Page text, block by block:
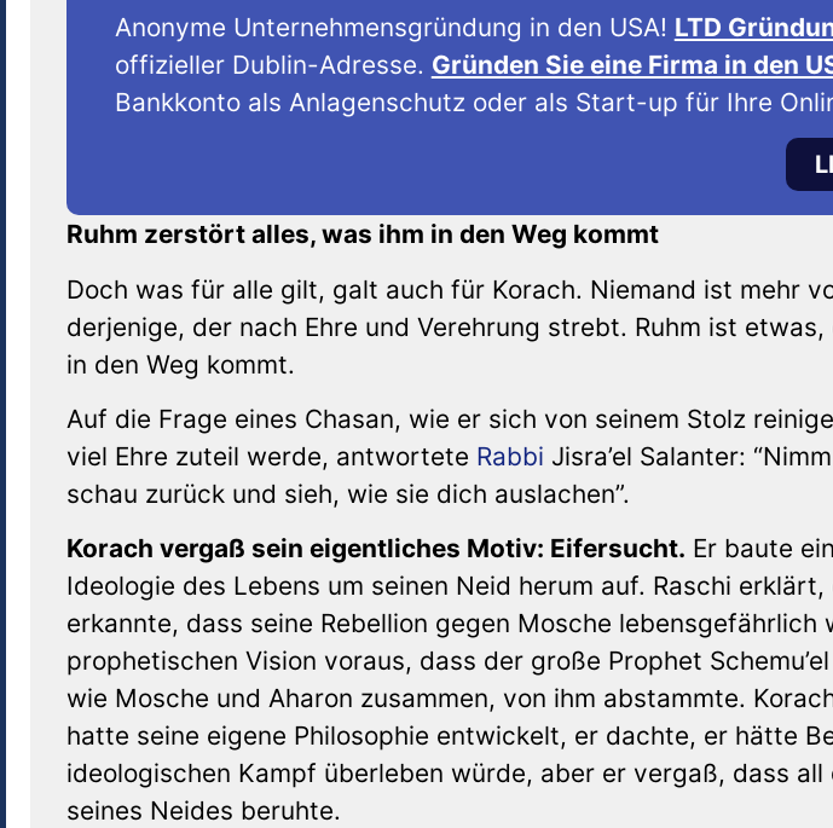
Anonyme Unternehmensgründung in den USA! LTD
offizieller Dublin-Adresse. Gründen Sie eine Firma in den
Bankkonto als Anlagenschutz oder als Start-up für Ihre
Ruhm zerstört alles, was ihm in den Weg kommt
Doch was für alle gilt, galt auch für Korach. Niemand ist mehr
derjenige, der nach Ehre und Verehrung strebt. Ruhm ist
in den Weg kommt.
Auf die Frage eines Chasan, wie er sich von seinem Stolz
viel Ehre zuteil werde, antwortete Rabbi Jisra’el Salanter:
schau zurück und sieh, wie sie dich auslachen”.
Korach vergaß sein eigentliches Motiv: Eifersucht. Er baute
Ideologie des Lebens um seinen Neid herum auf. Raschi
erkannte, dass seine Rebellion gegen Mosche lebensgefährlich
prophetischen Vision voraus, dass der große Prophet
wie Mosche und Aharon zusammen, von ihm abstammte.
hatte seine eigene Philosophie entwickelt, er dachte, er hätte
ideologischen Kampf überleben würde, aber er vergaß, dass all
seines Neides beruhte.